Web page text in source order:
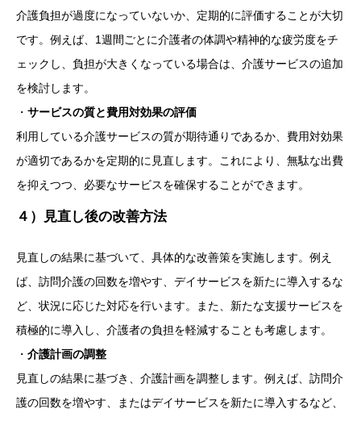
介護負担が過度になっていないか、定期的に評価することが大切
です。例えば、1週間ごとに介護者の体調や精神的な疲労度をチ
ェックし、負担が大きくなっている場合は、介護サービスの追加
を検討します。
・ サービスの質と費用対効果の評価
利用している介護サービスの質が期待通りであるか、費用対効果
が適切であるかを定期的に見直します。これにより、無駄な出費
を抑えつつ、必要なサービスを確保することができます。
４）見直し後の改善方法
見直しの結果に基づいて、具体的な改善策を実施します。例え
ば、訪問介護の回数を増やす、デイサービスを新たに導入するな
ど、状況に応じた対応を行います。また、新たな支援サービスを
積極的に導入し、介護者の負担を軽減することも考慮します。
・ 介護計画の調整
見直しの結果に基づき、介護計画を調整します。例えば、訪問介
護の回数を増やす、またはデイサービスを新たに導入するなど、